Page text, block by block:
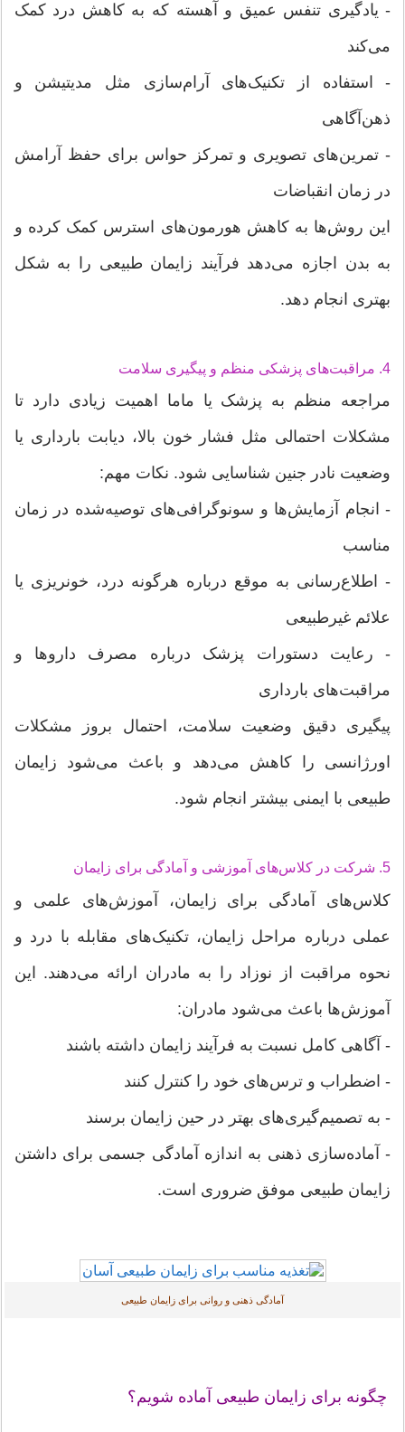
- یادگیری تنفس عمیق و آهسته که به کاهش درد کمک
می‌کند
- استفاده از تکنیک‌های آرام‌سازی مثل مدیتیشن و
ذهن‌آگاهی
- تمرین‌های تصویری و تمرکز حواس برای حفظ آرامش
در زمان انقباضات
این روش‌ها به کاهش هورمون‌های استرس کمک کرده و
به بدن اجازه می‌دهد فرآیند زایمان طبیعی را به شکل
بهتری انجام دهد.
4. مراقبت‌های پزشکی منظم و پیگیری سلامت
مراجعه منظم به پزشک یا ماما اهمیت زیادی دارد تا
مشکلات احتمالی مثل فشار خون بالا، دیابت بارداری یا
وضعیت نادر جنین شناسایی شود. نکات مهم:
- انجام آزمایش‌ها و سونوگرافی‌های توصیه‌شده در زمان
مناسب
- اطلاع‌رسانی به موقع درباره هرگونه درد، خونریزی یا
علائم غیرطبیعی
- رعایت دستورات پزشک درباره مصرف داروها و
مراقبت‌های بارداری
پیگیری دقیق وضعیت سلامت، احتمال بروز مشکلات
اورژانسی را کاهش می‌دهد و باعث می‌شود زایمان
طبیعی با ایمنی بیشتر انجام شود.
5. شرکت در کلاس‌های آموزشی و آمادگی برای زایمان
کلاس‌های آمادگی برای زایمان، آموزش‌های علمی و
عملی درباره مراحل زایمان، تکنیک‌های مقابله با درد و
نحوه مراقبت از نوزاد را به مادران ارائه می‌دهند. این
آموزش‌ها باعث می‌شود مادران:
- آگاهی کامل نسبت به فرآیند زایمان داشته باشند
- اضطراب و ترس‌های خود را کنترل کنند
- به تصمیم‌گیری‌های بهتر در حین زایمان برسند
- آماده‌سازی ذهنی به اندازه آمادگی جسمی برای داشتن
زایمان طبیعی موفق ضروری است.
آمادگی ذهنی و روانی برای زایمان طبیعی
چگونه برای زایمان طبیعی آماده شویم؟